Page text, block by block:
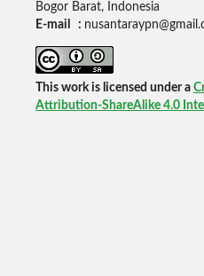
Bogor Barat, Indonesia
E-mail :
This work is licensed under a
Attribution-ShareAlike 4.0